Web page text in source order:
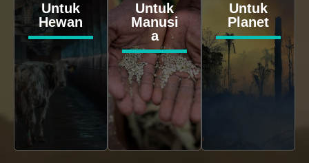
Untuk
Hewan
Untuk
Manusi
a
Untuk
Planet